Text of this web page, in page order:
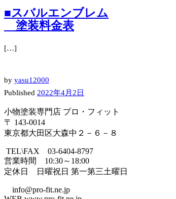
■スバルエンブレム
塗装料金表
[…]
by yasu12000
Published 2022年4月2日
小物塗装専門店 プロ・フィット
〒 143-0014
東京都大田区大森中２－６－８
TEL\FAX 03-6404-8797
営業時間 10:30～18:00
定休日 日曜祝日 第一第三土曜日
info@pro-fit.ne.jp